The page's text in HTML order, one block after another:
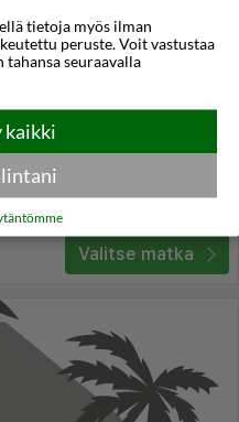
lue lisää
Valitse matka
tietoja myös ilman
peruste. Voit vastustaa
seuraavalla
kaikki